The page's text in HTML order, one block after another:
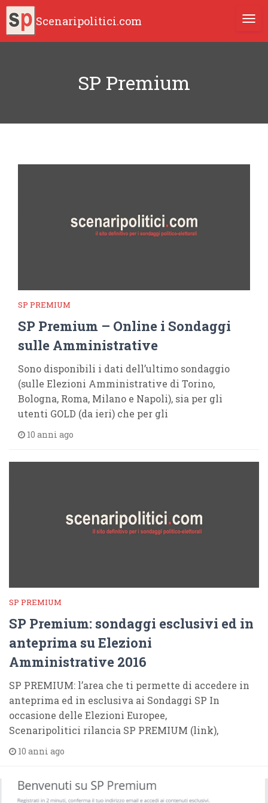
Scenaripolitici.com
SP Premium
SP PREMIUM
SP Premium – Online i Sondaggi
sulle Amministrative
Sono disponibili i dati dell’ultimo sondaggio
(sulle Elezioni Amministrative di Torino,
Bologna, Roma, Milano e Napoli), sia per gli
utenti GOLD (da ieri) che per gli
10 anni ago
SP PREMIUM
SP Premium: sondaggi esclusivi ed in
anteprima su Elezioni
Amministrative 2016
SP PREMIUM: l’area che ti permette di accedere in
anteprima ed in esclusiva ai Sondaggi SP In
occasione delle Elezioni Europee,
Scenaripolitici rilancia SP PREMIUM (link),
10 anni ago